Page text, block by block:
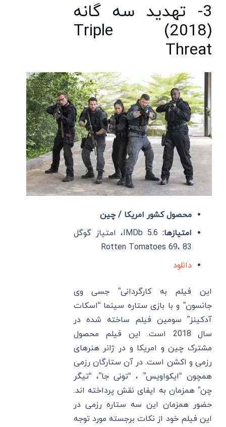
3- تهدید سه گانه
(2018) Triple
Threat
محصول کشور امریکا / چین
امتیازها:
IMDb 5.6، امتیاز گوگل
83 ،Rotten Tomatoes 69
دانلود
این فیلم به کارگردانی” جسی وی
جانسون” و با بازی ستاره سینما “اسکات
آدکینز” سومین فیلم ساخته شده در
سال 2018 است. این فیلم محصول
مشترک چین و امریکا و در ژانر هنرهای
رزمی و اکشن است. در آن ستارگان رزمی
همچون “ایکواویس” ، “تونی جا”، “تیگر
چن” همزمان به ایفای نقش پرداخته اند.
حضور همزمان این سه ستاره رزمی در
این فیلم خود از نکات برجسته مورد توجه